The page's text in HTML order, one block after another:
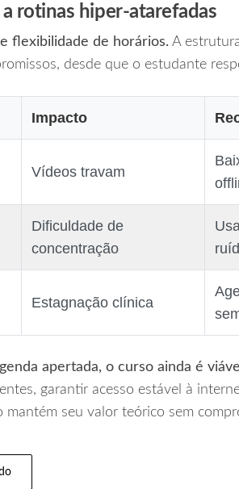
rotinas hiper‑atarefadas
flexibilidade de horários. A
desde que o estudante
Impacto
Vídeos travam
Dificuldade de
concentração
Estagnação clínica
apertada, o curso ainda é
garantir acesso estável à
mantém seu valor teórico sem